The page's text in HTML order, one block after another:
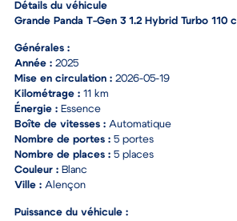
Détails du véhicule
Grande Panda T-Gen 3 1.2 Hybrid Turbo 110
Générales :
Année : 2025
Mise en circulation : 2026-05-19
Kilométrage : 11 km
Énergie : Essence
Boîte de vitesses : Automatique
Nombre de portes : 5 portes
Nombre de places : 5 places
Couleur : Blanc
Ville : Alençon
Puissance du véhicule :